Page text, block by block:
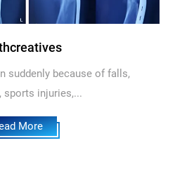
suddenly because of falls,
sports injuries,...
More